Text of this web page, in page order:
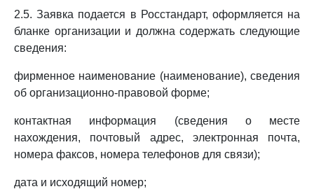
2.5. Заявка подается в Росстандарт, оформляется на
бланке организации и должна содержать следующие
сведения:
фирменное наименование (наименование), сведения
об организационно-правовой форме;
контактная информация (сведения о месте
нахождения, почтовый адрес, электронная почта,
номера факсов, номера телефонов для связи);
дата и исходящий номер;